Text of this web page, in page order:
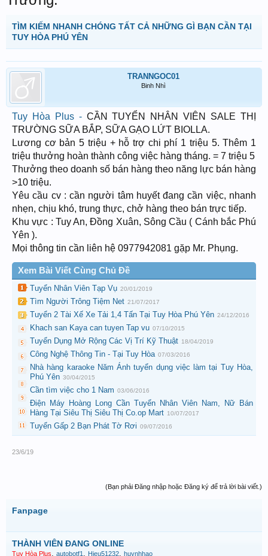
TÌM KIẾM NHANH CHÓNG TẤT CẢ NHỮNG GÌ BẠN CẦN TẠI
TUY HÒA PHÚ YÊN
TRANNGOC01
Binh Nhì
Tuy Hòa Plus - CẦN TUYỂN NHÂN VIÊN SALE THỊ
TRƯỜNG SỮA BẮP, SỮA GẠO LỨT BIOLLA.
Lương cơ bản 5 triệu + hỗ trợ chi phí 1 triệu 5. Thêm 1
triệu thưởng hoàn thành công việc hàng tháng. = 7 triệu 5
Thưởng theo doanh số bán hàng theo năng lực bán hàng
>10 triệu.
Yêu cầu cv : cần người tâm huyết đang cần việc, nhanh
nhẹn, chịu khó, trung thực, chở hàng theo bán trực tiếp.
Khu vực : Tuy An, Đồng Xuân, Sông Cầu ( Cánh bắc Phú
Yên ).
Mọi thông tin cần liên hệ 0977942081 gặp Mr. Phụng.
Xem Bài Viết Cùng Chủ Đề
Tuyển Nhân Viên Tạp Vụ 20/01/2019
Tìm Người Trông Tiệm Net 21/07/2017
Tuyển 2 Tài Xế Xe Tải 1,4 Tấn Tại Tuy Hòa Phú Yên 24/12/2016
Khach san Kaya can tuyen Tap vu 07/10/2015
Tuyển Dụng Mở Rộng Các Vị Trí Kỹ Thuật 18/04/2019
Công Nghệ Thông Tin - Tại Tuy Hòa 07/03/2016
Nhà hàng karaoke Năm Ánh tuyển dụng việc làm tại Tuy Hòa,
Phú Yên 30/04/2015
Cần tìm việc cho 1 Nam 03/06/2016
Điện Máy Hoàng Long Cần Tuyển Nhân Viên Nam, Nữ Bán
Hàng Tại Siêu Thị Siêu Thị Co.op Mart 10/07/2017
Tuyển Gấp 2 Bạn Phát Tờ Rơi 09/07/2016
23/6/19
(Bạn phải Đăng nhập hoặc Đăng ký để trả lời bài viết.)
Fanpage
THÀNH VIÊN ĐANG ONLINE
Tuy Hòa Plus, autobotf1 , Hieu51232, huynhhao